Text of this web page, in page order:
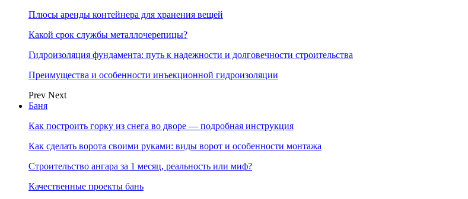
Плюсы аренды контейнера для хранения вещей
Какой срок службы металлочерепицы?
Гидроизоляция фундамента: путь к надежности и долговечности строительства
Преимущества и особенности инъекционной гидроизоляции
Prev Next
Баня
Как построить горку из снега во дворе — подробная инструкция
Как сделать ворота своими руками: виды ворот и особенности монтажа
Строительство ангара за 1 месяц, реальность или миф?
Качественные проекты бань